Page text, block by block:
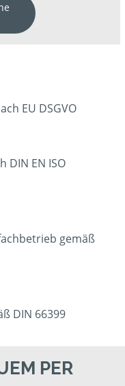
EU DSGVO
DIN EN ISO
gemäß
DIN 66399
PER